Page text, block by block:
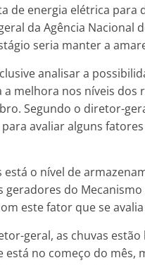
de energia elétrica
da Agência Nacional
seria manter a
analisar a
a melhora nos níveis
Segundo o diretor-
avaliar alguns
o nível de
do Mecanismo
este fator que se
geral, as chuvas
está no começo do mês,